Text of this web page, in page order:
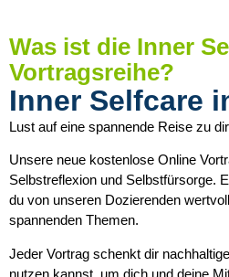
Was ist die Inner
Vortragsreihe?
Inner Selfcare
Lust auf eine spannende Reise zu
Unsere neue kostenlose Online
Selbstreflexion und Selbstfürsorge.
du von unseren Dozierenden
spannenden Themen.
Jeder Vortrag schenkt dir
nutzen kannst, um dich und deine